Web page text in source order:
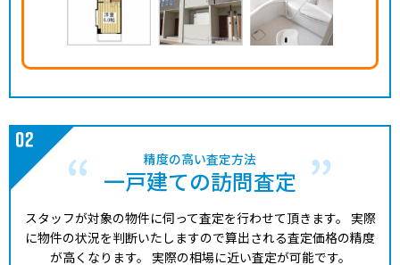
精度の高い査定方法
一戸建ての訪問査定
スタッフが対象の物件に伺って査定を行わせて頂きます。 実際
に物件の状況を判断いたしますので算出される査定価格の精度
が高くなります。 実際の相場に近い査定が可能です。